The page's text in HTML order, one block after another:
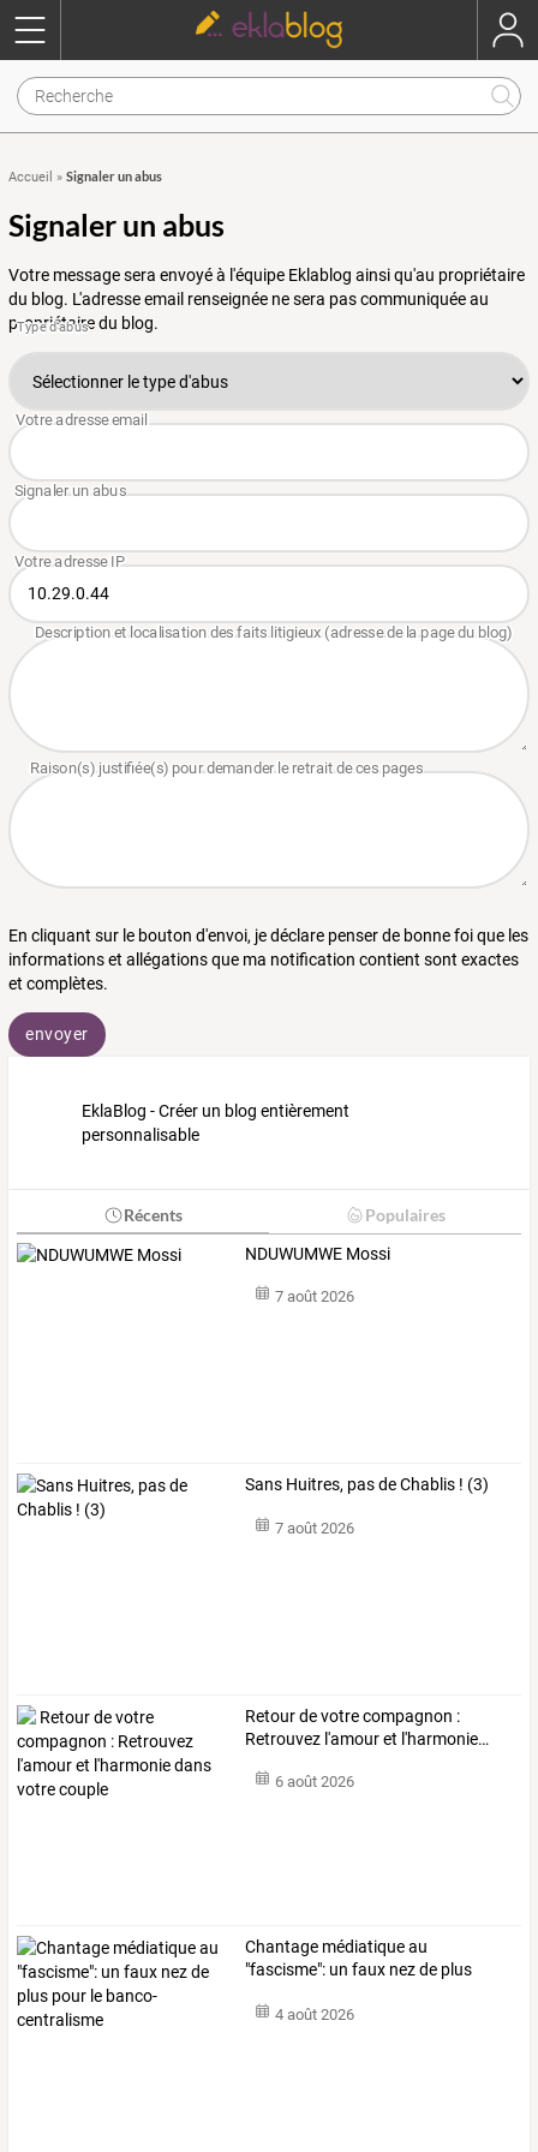
Accueil » Signaler un abus
Signaler un abus
Votre message sera envoyé à l'équipe Eklablog ainsi qu'au propriétaire
du blog. L'adresse email renseignée ne sera pas communiquée au
propriétaire du blog.
En cliquant sur le bouton d'envoi, je déclare penser de bonne foi que les
informations et allégations que ma notification contient sont exactes
et complètes.
envoyer
EklaBlog - Créer un blog entièrement
personnalisable
Récents Populaires
NDUWUMWE Mossi
7 août 2026
Sans Huitres, pas de Chablis ! (3)
7 août 2026
Retourdevotrecompagnon :
Retrouvez l'amouret l'harmonie…
6 août 2026
Chantage médiatiqueau
"fascisme": un faux nezde plus
4 août 2026